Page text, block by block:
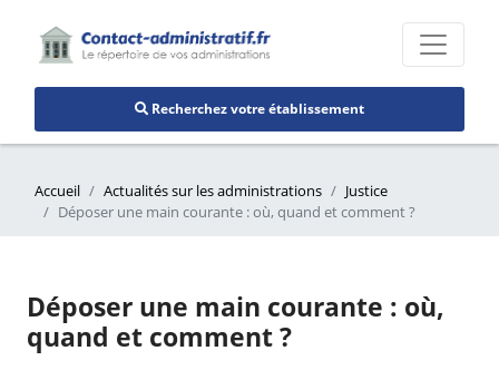
Recherchez votre établissement
Accueil Actualités sur les administrations
Justice
Déposer une main courante : où, quand et comment ?
Déposer une main courante : où,
quand et comment ?